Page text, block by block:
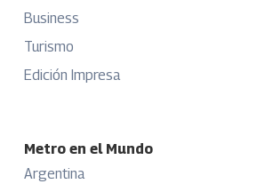
Business
Turismo
Edición Impresa
Metro en el Mundo
Argentina